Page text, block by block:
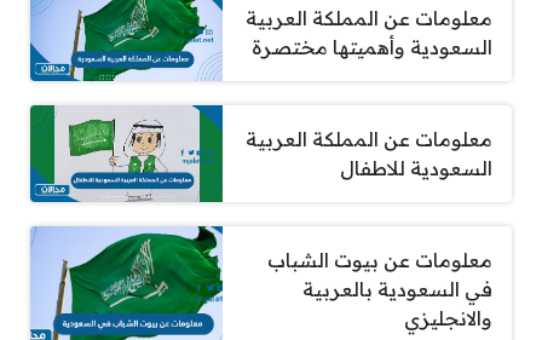
معلومات عن المملكة العربية
السعودية وأهميتها مختصرة
معلومات عن المملكة العربية
السعودية للاطفال
معلومات عن بيوت الشباب
في السعودية بالعربية
والانجليزي